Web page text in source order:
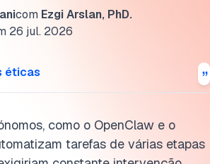
nos
com Ezgi Arslan, PhD.
26 jul. 2026
éticas
como o OpenClaw e o
tarefas de várias etapas